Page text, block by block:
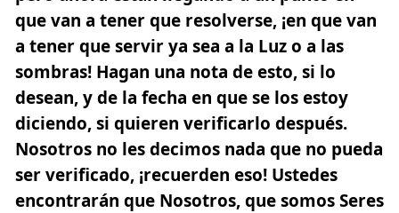
que van a tener que resolverse, ¡en que van
a tener que servir ya sea a la Luz o a las
sombras! Hagan una nota de esto, si lo
desean, y de la fecha en que se los estoy
diciendo, si quieren verificarlo después.
Nosotros no les decimos nada que no pueda
ser verificado, ¡recuerden eso! Ustedes
encontrarán que Nosotros, que somos Seres